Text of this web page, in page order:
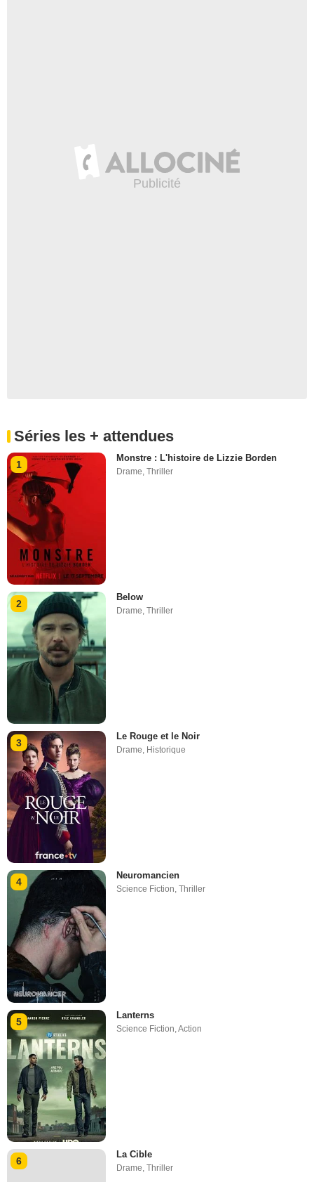
Séries les + attendues
1
Monstre : L'histoire de Lizzie Borden
Drame ,Thriller
2
Below
Drame,Thriller
3
Le Rouge et le Noir
Drame, Historique
4
Neuromancien
Science Fiction,Thriller
5
Lanterns
Science Fiction ,Action
6
La Cible
Drame,Thriller